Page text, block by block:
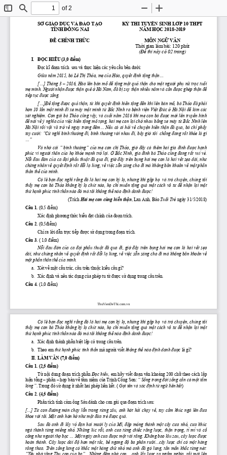
ToggleFind
of 2
Zoom
Out
In
SỞ GIÁO DỤC VÀ ĐÀO TẠO
TỈNH ĐỒNG NAI
KỲ THI TUYỂN SINH LỚP 10 THPT
NĂM HỌC 2018-2019
ĐỀ CHÍNH THỨC MÔN NGỮ VĂN
Thời gian làm bài: 120 phút
(Đề thi này có 02 trang)
I. ĐỌC HIỂU (3,0 điểm)
Đọc kĩ đoạn trích  sau và thực hiện các yêu cầu bên dưới:
Giữa năm 2015, bà Lê Thị Thảo, mẹ của Hòa, quyết định tặng thận...
[...] Tháng 3 – 2016, Hòa lên bàn mổ để tặng một quả thận cho một người phụ nữ trạc tuổi
mẹ mình. Người nhận được thận quê ở Hà Nam, đã bị suy thận nhiều năm và cần được ghép thận để
tiếp tục được sống.
[...]Để tặng được quả thận, từ khi quyết định hiến tặng đến khi lên bàn mổ, bà Thảo đã phải
hơn 10 lần một mình đi xe máy một mình từ Bắc Ninh ra bệnh viện Việt Đức ở Hà Nội để làm các
xét nghiệm. Con gái bà Thảo cũng vậy, và cuối năm 2016 khi mẹ con bà được mời lên truyền hình
để nói về ý nghĩa của việc hiến tặng mô tạng, hai mẹ con lại chở nhau bằng xe máy từ Bắc Ninh lên
Hà Nội rồi vội vã trở về ngay trong đêm... Nếu có ai hỏi về chuyện hiến thận đã qua, bà chỉ phẩy
tay cười: “Cứ nghĩ bình thường đi, bình thường với nhau đi, bây giờ tôi chẳng đang rất khỏe là gì
...”
Và nhờ
  cái  “  bình
thường” của mẹ
  con
chị Thảo, giờ đây
  có  thêm  hai  gia
đình được hạnh
phúc vì người thân của họ khỏe mạnh trở lại. ỞBắc Ninh, gia đình bà Thảo cũng đang rất vui vẻ.
Nỗi đau đớn của ca đại phẩu thuật đã qua đi, giờ đây trên bụng hai mẹ con là hai vết sẹo dài, như
chứng nhân về quyết định rất đỗi lạ lùng, về việc sẵn sàng cho đi mà không băn khoăn về một phần
thân thể của mình.
Có lẽ bạn đọc nghĩ rằng đó là hai mẹ con kỳ lạ, nhưng khi gặp họ
  và trò
chuyện, chúng tôi
thấy mẹ con bà Thảo không kỳ lạ chút nào, họ chỉ muốn tặng quà một cách vô tư để nhận lại một
thứ hạnh phúc tinh thần nào đó mà tôi không thể nào định danh được!
(Trích Hai mẹ con cùng hiến thận, Lan Anh, Báo Tuổi Trẻ ngày 31/5/2018)
Câu 1. (0,5 điểm)
Xác định phương thức biểu đạt chính của đoạn trích.
Câu 2. (0,5điểm)
Chỉ ra lời dẫn trực tiếp được sử dụng trong đoạn trích.
Câu 3. ( 1,0 điểm)
Nỗi đau đớn của
  ca
đại phẩu thuật đã
  qua
đi, giờ đây
  trên
bụng
  hai
mẹ
  con  là  hai
vết sẹo
dài, như chứng nhân về quyết định rất đỗi lạ lùng, về việc sẵn sàng cho đi mà không băn khoăn về
một phần thân thể của mình.
a.   Xét về mặt cấu trúc, câu trên thuộc kiểu câu gì?
b.   Xác định và nêu tác dụng của phép tu từ được sử dụng trong câu trên.
Câu 4. (1,0 điểm)
ThuVienDeThi.com.vn
Có lẽ bạn đọc nghĩ rằng đó là hai mẹ con kỳ lạ, nhưng khi gặp họ
  và trò
chuyện, chúng tôi
thấy mẹ con bà Thảo không kỳ lạ chút nào, họ chỉ muốn tặng quà một cách vô tư để nhận lại một
thứ hạnh phúc tinh thần nào đó mà tôi không thể nào định danh được!
a.   Xác định thành phần biệt lập có trong câu trên.
b.   Theo em thứ hạnh phúc tinh thần mà người viết không thể nào định danh được là gì?
II. LÀM VĂN (7,0 điểm)
Câu 1. (2,5 điểm)
Từ nội dung đoạn trích phần Đọc hiểu, em hãy viết đoạn văn khoảng 200 chữ theo cách lập
luận tổng – phân – hợp bàn về tâm niệm của Trịnh Công Sơn: “ Sống trong đời sống cần có một tấm
lòng ”. Trong đó sử dụng ít nhất hai phép liên kết. ( Gọi tên và xác định từ ngữ liên kết)
Câu 2. (4,5 điểm)
Phân tích tình cảm ông Sáu dành cho con gái qua đoạn trích sau:
[...] Từ
  con
đường
  mòn
chạy lẫn
  trong
rừng
  sâu,  anh
hớt hải chạy về,
  tay
cầm
  khúc  ngà  lên
đưa
khoe với tôi. Mặt anh hớn hở như một đứa trẻ được quà.
Sau đó
  anh
đi lấy vỏ đạn
  hai
mưới
  ly
của Mĩ, đập mỏng
  thành
một
  cây
cưa nhỏ, cưa
  khúc
ngà  thành từng miếng nhỏ. Những
  lúc
rỗi,
  anh
cưa từng chiếc răng lược, thận trọng, tỉ mỉ
  và
cố
công như người thợ bạc Một ngày anh cưa được một vài răng. Không bao lâu sau, cây lược được
hoàn  thành.  Cây lược
  dài
độ hơn một tấc, bề
  ngang
độ
  ba  phân
rưỡi...cây lược chỉ
  có
một
  hàng
răng thưa. Trên sống lưng có khắc một hàng chữ nhỏ mà anh đã gò lưng, tần mẩn khắc từng nét:
“Yêu nhớ tặng Thu con của ba”...Những đêm nhớ con... anh lấy lược ra ngắm nghía, rồi mài lên